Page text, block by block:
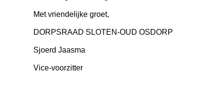
Met vriendelijke groet,
DORPSRAAD SLOTEN-OUD OSDORP
Sjoerd Jaasma
Vice-voorzitter